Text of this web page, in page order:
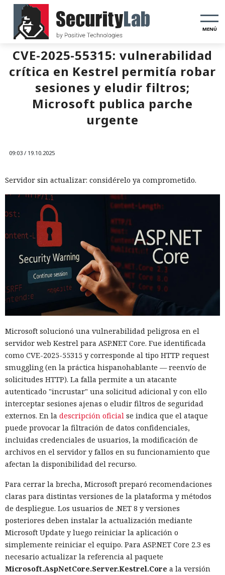
MENÚ
CVE-2025-55315: vulnerabilidad
crítica en Kestrel permitía robar
sesiones y eludir filtros;
Microsoft publica parche
urgente
09:03 / 19.10.2025
Servidor sin actualizar: considérelo ya comprometido.
Microsoft solucionó una vulnerabilidad peligrosa en el
servidor web Kestrel para ASP.NET Core. Fue identificada
como CVE-2025-55315 y corresponde al tipo HTTP request
smuggling (en la práctica hispanohablante — reenvío de
solicitudes HTTP). La falla permite a un atacante
autenticado "incrustar" una solicitud adicional y con ello
interceptar sesiones ajenas o eludir filtros de seguridad
externos. En la descripción oficial se indica que el ataque
puede provocar la filtración de datos confidenciales,
incluidas credenciales de usuarios, la modificación de
archivos en el servidor y fallos en su funcionamiento que
afectan la disponibilidad del recurso.
Para cerrar la brecha, Microsoft preparó recomendaciones
claras para distintas versiones de la plataforma y métodos
de despliegue. Los usuarios de .NET 8 y versiones
posteriores deben instalar la actualización mediante
Microsoft Update y luego reiniciar la aplicación o
simplemente reiniciar el equipo. Para ASP.NET Core 2.3 es
necesario actualizar la referencia al paquete
Microsoft.AspNetCore.Server.Kestrel.Core a la versión